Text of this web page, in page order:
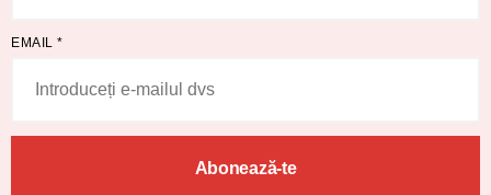
EMAIL *
Abonează-te